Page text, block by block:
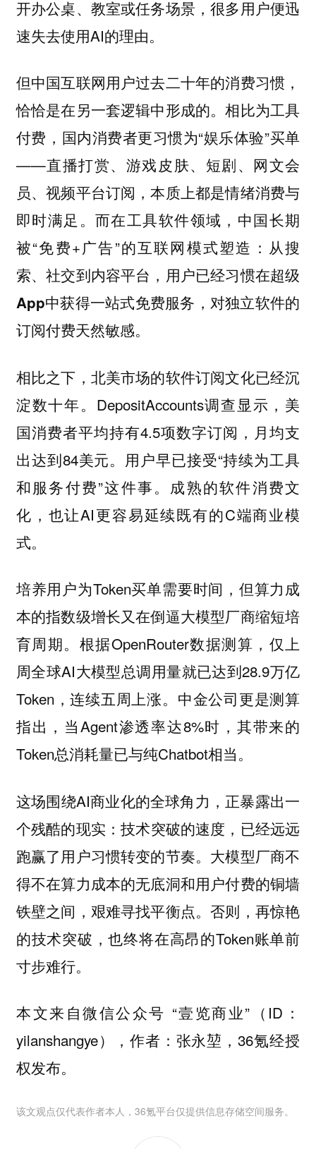
开办公桌、教室或任务场景，很多用户便迅
速失去使用AI的理由。
但中国互联网用户过去二十年的消费习惯，
恰恰是在另一套逻辑中形成的。相比为工具
付费，国内消费者更习惯为“娱乐体验”买单
——直播打赏、游戏皮肤、短剧、网文会
员、视频平台订阅，本质上都是情绪消费与
即时满足。而在工具软件领域，中国长期
被“免费+广告”的互联网模式塑造： 从搜
索、社交到内容平台，用户已经习惯在超级
App中获得一站式免费服务，对独立软件的
订阅付费天然敏感。
相比之下，北美市场的软件订阅文化已经沉
淀数十年。DepositAccounts调查显示，美
国消费者平均持有4.5项数字订阅，月均支
出达到84美元。用户早已接受“持续为工具
和服务付费”这件事。成熟的软件消费文
化，也让AI更容易延续既有的C端商业模
式。
培养用户为Token买单需要时间，但算力成
本的指数级增长又在倒逼大模型厂商缩短培
育周期。根据OpenRouter数据测算，仅上
周全球AI大模型总调用量就已达到28.9万亿
Token，连续五周上涨。中金公司更是测算
指出，当Agent渗透率达8%时，其带来的
Token总消耗量已与纯Chatbot相当。
这场围绕AI商业化的全球角力，正暴露出一
个残酷的现实：技术突破的速度，已经远远
跑赢了用户习惯转变的节奏。 大模型厂商不
得不在算力成本的无底洞和用户付费的铜墙
铁壁之间，艰难寻找平衡点。否则，再惊艳
的技术突破，也终将在高昂的Token账单前
寸步难行。
本文来自微信公众号 “壹览商业”（ID：
yilanshangye），作者：张永堃，36氪经授
权发布。
该文观点仅代表作者本人，36氪平台仅提供信息存储空间服务。